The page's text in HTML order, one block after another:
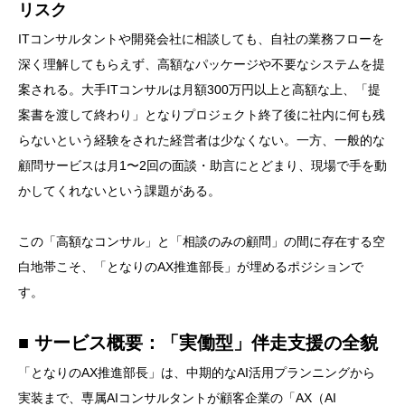
リスク
ITコンサルタントや開発会社に相談しても、自社の業務フローを
深く理解してもらえず、高額なパッケージや不要なシステムを提
案される。大手ITコンサルは月額300万円以上と高額な上、「提
案書を渡して終わり」となりプロジェクト終了後に社内に何も残
らないという経験をされた経営者は少なくない。一方、一般的な
顧問サービスは月1〜2回の面談・助言にとどまり、現場で手を動
かしてくれないという課題がある。
この「高額なコンサル」と「相談のみの顧問」の間に存在する空
白地帯こそ、「となりのAX推進部長」が埋めるポジションで
す。
■ サービス概要：「実働型」伴走支援の全貌
「となりのAX推進部長」は、中期的なAI活用プランニングから
実装まで、専属AIコンサルタントが顧客企業の「AX（AI